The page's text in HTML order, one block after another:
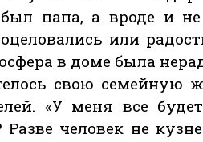
папа, а вроде и
или
в доме была
свою семейную
«У меня все
человек не